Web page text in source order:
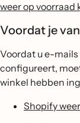
weer op voorraad
Voordat je
Voordat u e-
configureert,
winkel hebben
Shopify